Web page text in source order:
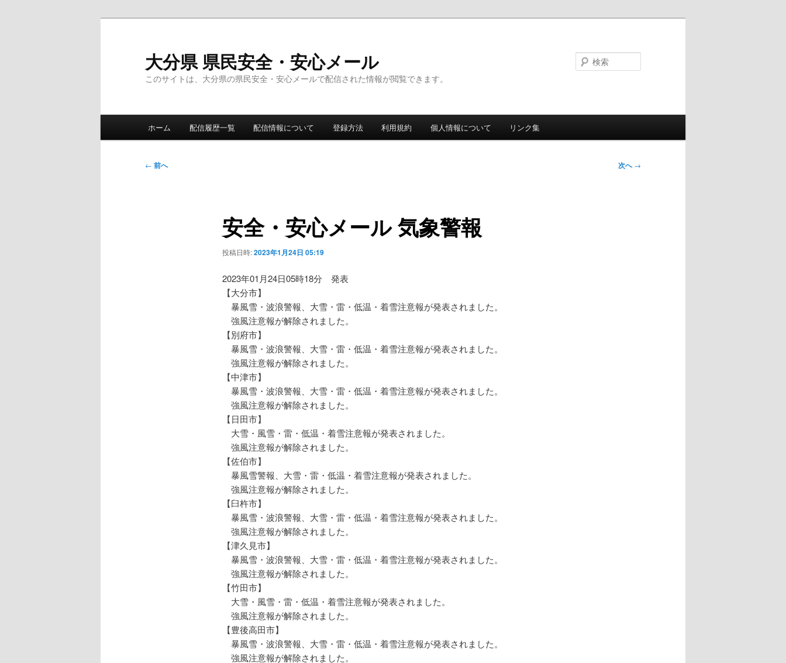
大分県 県民安全・安心メール
このサイトは、大分県の県民安全・安心メールで配信された情報が閲覧できます。
ホーム 配信履歴一覧 配信情報について 登録方法 利用規約 個人情報について リンク集
投
← 前へ 次へ→
安全・安心メール 気象警報
投稿日時:2023年1月24日 05:19
2023年01月24日05時18分 発表
【大分市】
暴風雪・波浪警報、大雪・雷・低温・着雪注意報が発表されました。
強風注意報が解除されました。
【別府市】
暴風雪・波浪警報、大雪・雷・低温・着雪注意報が発表されました。
強風注意報が解除されました。
【中津市】
暴風雪・波浪警報、大雪・雷・低温・着雪注意報が発表されました。
強風注意報が解除されました。
【日田市】
大雪・風雪・雷・低温・着雪注意報が発表されました。
強風注意報が解除されました。
【佐伯市】
暴風雪警報、大雪・雷・低温・着雪注意報が発表されました。
強風注意報が解除されました。
【臼杵市】
暴風雪・波浪警報、大雪・雷・低温・着雪注意報が発表されました。
強風注意報が解除されました。
【津久見市】
暴風雪・波浪警報、大雪・雷・低温・着雪注意報が発表されました。
強風注意報が解除されました。
【竹田市】
大雪・風雪・雷・低温・着雪注意報が発表されました。
強風注意報が解除されました。
【豊後高田市】
暴風雪・波浪警報、大雪・雷・低温・着雪注意報が発表されました。
強風注意報が解除されました。